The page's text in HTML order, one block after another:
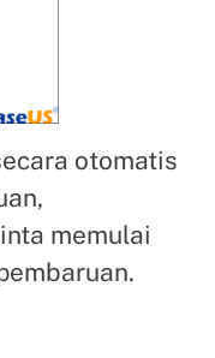
otomatis
memulai